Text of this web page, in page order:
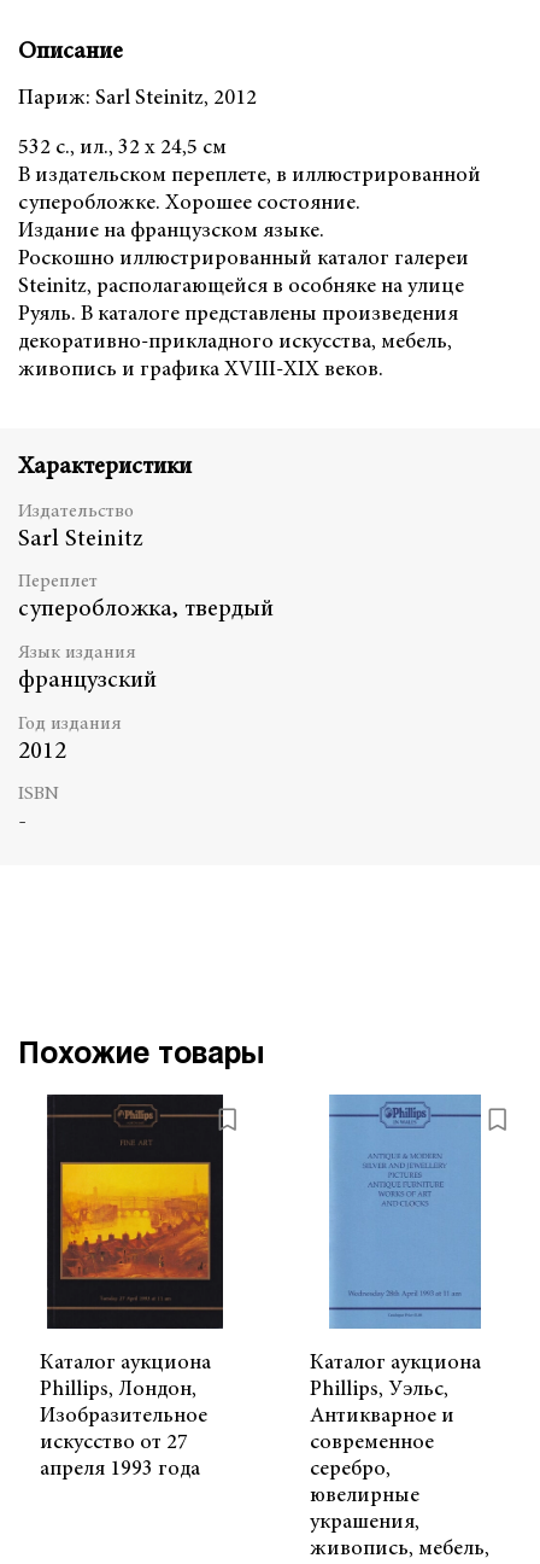
Описание
Париж: Sarl Steinitz, 2012
532 с., ил., 32 х 24,5 см
В издательском переплете, в иллюстрированной
суперобложке. Хорошее состояние.
Издание на французском языке.
Роскошно иллюстрированный каталог галереи
Steinitz, располагающейся в особняке на улице
Руяль. В каталоге представлены произведения
декоративно-прикладного искусства, мебель,
живопись и графика XVIII-XIX веков.
Характеристики
Издательство
Sarl Steinitz
Переплет
суперобложка, твердый
Язык издания
французский
Год издания
2012
ISBN
-
Похожие товары
Каталог аукциона
Phillips, Лондон,
Изобразительное
искусство от 27
апреля 1993 года
Каталог аукциона
Phillips, Уэльс,
Антикварное и
современное
серебро,
ювелирные
украшения,
живопись, мебель,